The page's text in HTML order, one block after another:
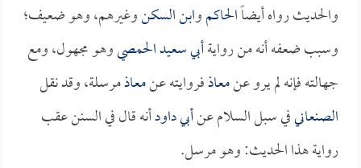
والحديث رواه أيضاًالحاكموابن السكنوغيرهم، وهو ضعيف؛
وسبب ضعفه أنه من روايةأبي سعيد الحمصيوهو مجهول، ومع
جهالته فإنه لم يرو عنمعاذفروايته عنمعاذمرسلة، وقد نقل
الصنعانيفي سبل السلام عنأبي داودأنه قال في السنن عقب
رواية هذا الحديث: وهو مرسل.